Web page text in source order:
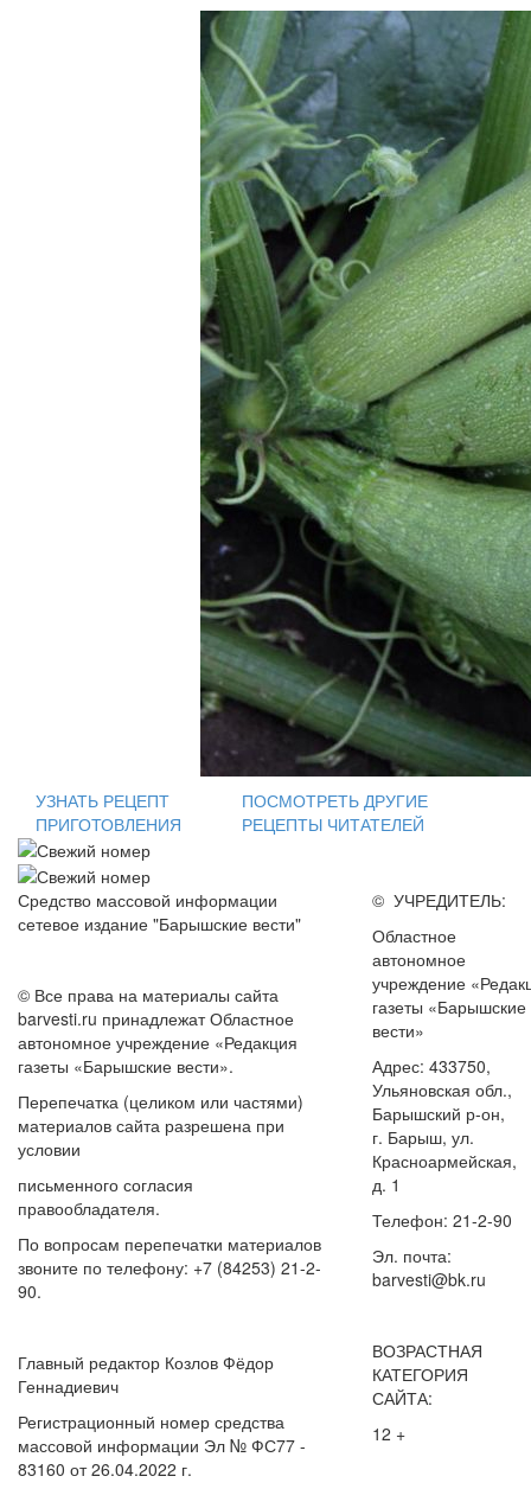
УЗНАТЬ РЕЦЕПТ
ПРИГОТОВЛЕНИЯ
ПОСМОТРЕТЬ ДРУГИЕ
РЕЦЕПТЫ ЧИТАТЕЛЕЙ
Средство массовой информации
сетевое издание "Барышские вести"
© Все права на материалы сайта
barvesti.ru принадлежат Областное
автономное учреждение «Редакция
газеты «Барышские вести».
Перепечатка (целиком или частями)
материалов сайта разрешена при
условии
письменного согласия
правообладателя.
По вопросам перепечатки материалов
звоните по телефону: +7 (84253) 21-2-
90.
Главный редактор Козлов Фёдор
Геннадиевич
Регистрационный номер средства
массовой информации Эл № ФС77 -
83160 от 26.04.2022 г.
© УЧРЕДИТЕЛЬ:
Областное
автономное
учреждение
газеты «Барышские
вести»
Адрес: 433750,
Ульяновская обл.,
Барышский р-он,
г. Барыш, ул.
Красноармейская,
д. 1
Телефон: 21-2-90
Эл. почта:
barvesti@bk.ru
ВОЗРАСТНАЯ
КАТЕГОРИЯ
САЙТА:
12 +